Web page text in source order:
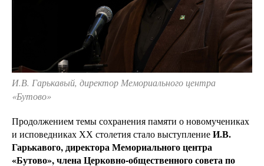
И.В. Гарькавый, директор Мемориального центра
«Бутово»
Продолжением темы сохранения памяти о новомучениках
и исповедниках ХХ столетия стало выступлениеИ.В.
Гарькавого, директора Мемориального центра
«Бутово», члена Церковно-общественного совета по